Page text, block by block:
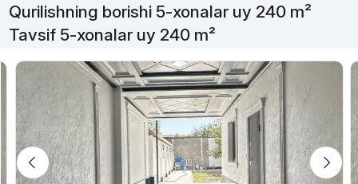
Qurilishning borishi 5-xonalar uy 240 m²
Tavsif 5-xonalar uy 240 m²